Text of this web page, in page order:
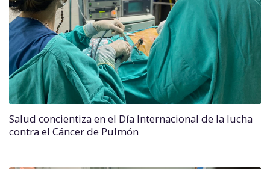
Salud concientiza en el Día Internacional de la lucha
contra el Cáncer de Pulmón